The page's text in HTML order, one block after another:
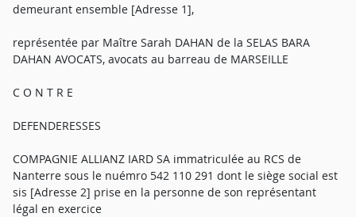
demeurant ensemble [Adresse 1],
représentée par Maître Sarah DAHAN de la SELAS BARA
DAHAN AVOCATS, avocats au barreau de MARSEILLE
C O N T R E
DEFENDERESSES
COMPAGNIE ALLIANZ IARD SA immatriculée au RCS de
Nanterre sous le nuémro 542 110 291 dont le siège social est
sis [Adresse 2] prise en la personne de son représentant
légal en exercice